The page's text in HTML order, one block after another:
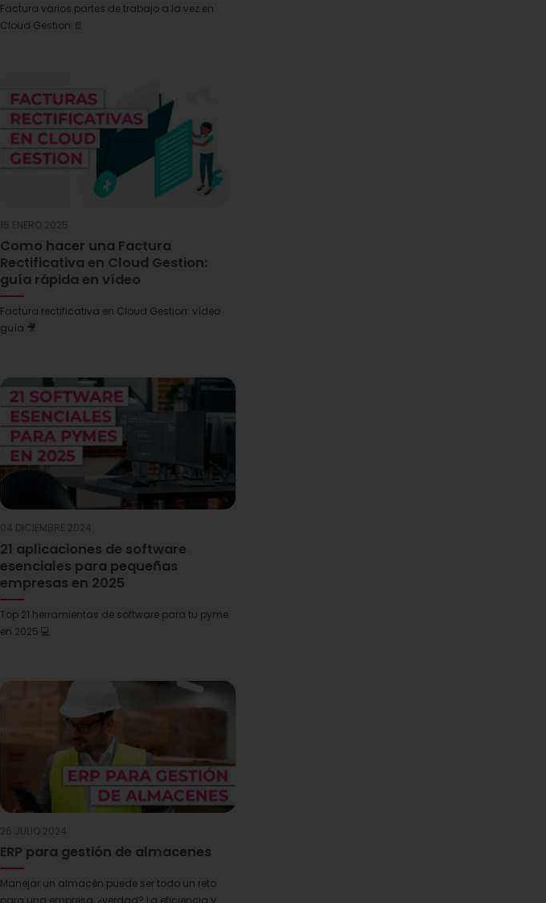
Factura varios partes de trabajo a la vez en
Cloud Gestion 📄
15 ENERO 2025
Como hacer una Factura
Rectificativa en Cloud Gestion:
guía rápida en vídeo
Factura rectificativa en Cloud Gestion: vídeo
guía 🎥
04 DICIEMBRE 2024
21 aplicaciones de software
esenciales para pequeñas
empresas en 2025
Top 21 herramientas de software para tu pyme
en 2025 💻
26 JULIO 2024
ERP para gestión de almacenes
Manejar un almacén puede ser todo un reto